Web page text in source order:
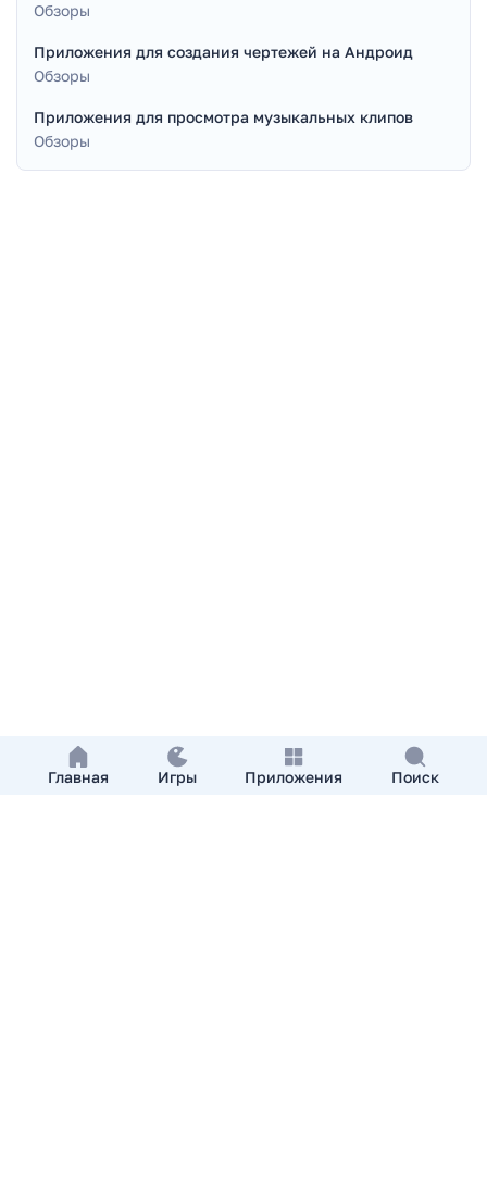
Главная Игры Приложения Поиск
Обзоры
Приложения для создания чертежей на Андроид
Обзоры
Приложения для просмотра музыкальных клипов
Обзоры